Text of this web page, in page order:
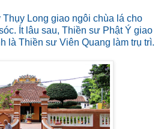
Thụy Long giao ngôi chùa lá cho
Ít lâu sau, Thiền sư Phật Ý giao
là Thiền sư Viên Quang làm trụ trì.